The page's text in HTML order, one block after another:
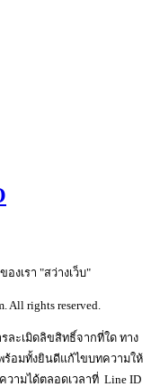
งเรา "สว่างเว็บ"
All rights reserved.
ละเมิดลิขสิทธิ์จากที่ใด ทาง
ร้อมทั้งยินดีแก้ไขบทความให้
วามได้ตลอดเวลาที่ Line ID